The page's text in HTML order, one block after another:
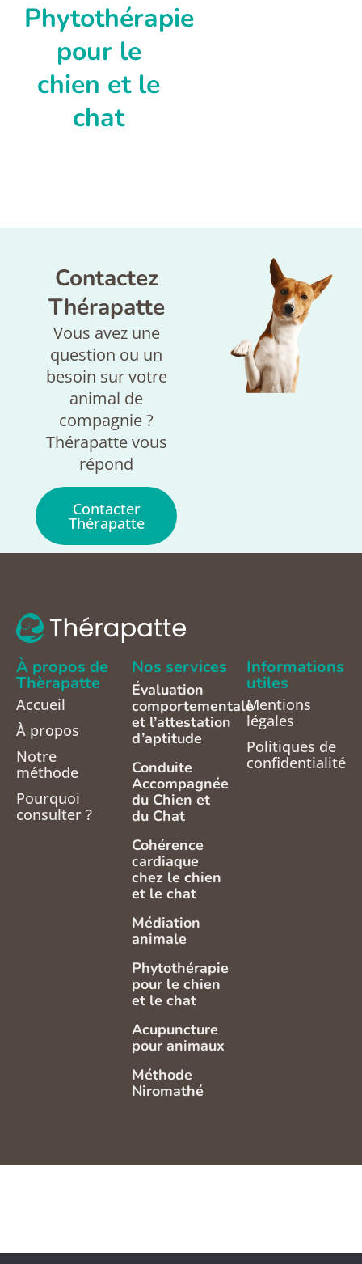
Phytothérapie
pour le
chien et le
chat
Contactez
Thérapatte
Vous avez une
question ou un
besoin sur votre
animal de
compagnie ?
Thérapatte vous
répond
Contacter
Thérapatte
À propos de
Thèrapatte
Accueil
À propos
Notre
méthode
Pourquoi
consulter ?
Nos services
Évaluation
comportementale
et l’attestation
d’aptitude
Conduite
Accompagnée
du Chien et
du Chat
Cohérence
cardiaque
chez le chien
et le chat
Médiation
animale
Phytothérapie
pour le chien
et le chat
Acupuncture
pour animaux
Méthode
Niromathé
Informations
utiles
Mentions
légales
Politiques de
confidentialité